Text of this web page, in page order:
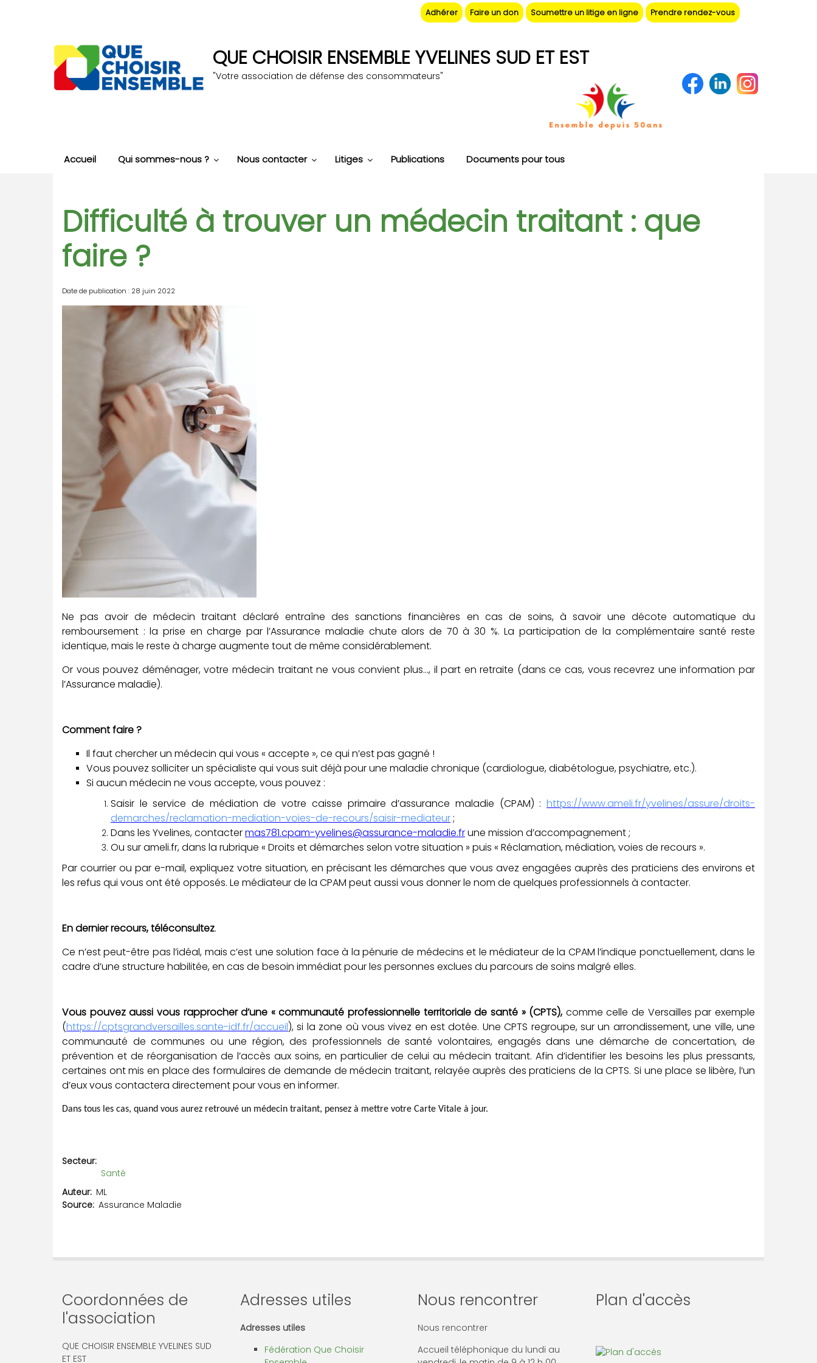
Adhérer Faire un don Soumettre un litige en ligne Prendre rendez-vous
QUE CHOISIR ENSEMBLE YVELINES SUD ET EST
"Votre association de défense des consommateurs"
Accueil Qui sommes-nous ? Nous contacter Litiges Publications Documents pour tous
Difficulté à trouver un médecin traitant : que
faire ?
Date de publication : 28 juin 2022
Ne pas avoir de médecin traitant déclaré entraîne des sanctions financières en cas de soins, à savoir une décote automatique du
remboursement : la prise en charge par l’Assurance maladie chute alors de 70 à 30 %. La participation de la complémentaire santé reste
identique, mais le reste à charge augmente tout de même considérablement.
Or vous pouvez déménager, votre médecin traitant ne vous convient plus…, il part en retraite (dans ce cas, vous recevrez une information par
l’Assurance maladie).
Comment faire ?
Il faut chercher un médecin qui vous « accepte », ce qui n’est pas gagné !
Vous pouvez solliciter un spécialiste qui vous suit déjà pour une maladie chronique (cardiologue, diabétologue, psychiatre, etc.).
Si aucun médecin ne vous accepte, vous pouvez :
Saisir le service de médiation de votre caisse primaire d’assurance maladie (CPAM) :https://www.ameli.fr/yvelines/assure/droits-
demarches/reclamation-mediation-voies-de-recours/saisir-mediateur;
Dans les Yvelines, contactermas781.cpam-yvelines@assurance-maladie.frune mission d’accompagnement ;
Ou sur ameli.fr, dans la rubrique « Droits et démarches selon votre situation » puis « Réclamation, médiation, voies de recours ».
Par courrier ou par e-mail, expliquez votre situation, en précisant les démarches que vous avez engagées auprès des praticiens des environs et
les refus qui vous ont été opposés. Le médiateur de la CPAM peut aussi vous donner le nom de quelques professionnels à contacter.
En dernier recours, téléconsultez.
Ce n’est peut-être pas l’idéal, mais c’est une solution face à la pénurie de médecins et le médiateur de la CPAM l’indique ponctuellement, dans le
cadre d’une structure habilitée, en cas de besoin immédiat pour les personnes exclues du parcours de soins malgré elles.
Vous pouvez aussi vous rapprocher d’une « communauté professionnelle territoriale de santé » (CPTS), comme celle de Versailles par exemple
(https://cptsgrandversailles.sante-idf.fr/accueil), si la zone où vous vivez en est dotée. Une CPTS regroupe, sur un arrondissement, une ville, une
communauté de communes ou une région, des professionnels de santé volontaires, engagés dans une démarche de concertation, de
prévention et de réorganisation de l’accès aux soins, en particulier de celui au médecin traitant. Afin d’identifier les besoins les plus pressants,
certaines ont mis en place des formulaires de demande de médecin traitant, relayée auprès des praticiens de la CPTS. Si une place se libère, l’un
d’eux vous contactera directement pour vous en informer.
Dans tous les cas, quand vous aurez retrouvé un médecin traitant, pensez à mettre votre Carte Vitale à jour.
Secteur
Santé
Auteur ML
Source Assurance Maladie
Coordonnées de
l'association
QUE CHOISIR ENSEMBLE YVELINES SUD
ET EST
Adresses utiles
Adresses utiles
Fédération Que Choisir
Nous rencontrer
Nous rencontrer
Accueil téléphonique du lundi au
Plan d'accès